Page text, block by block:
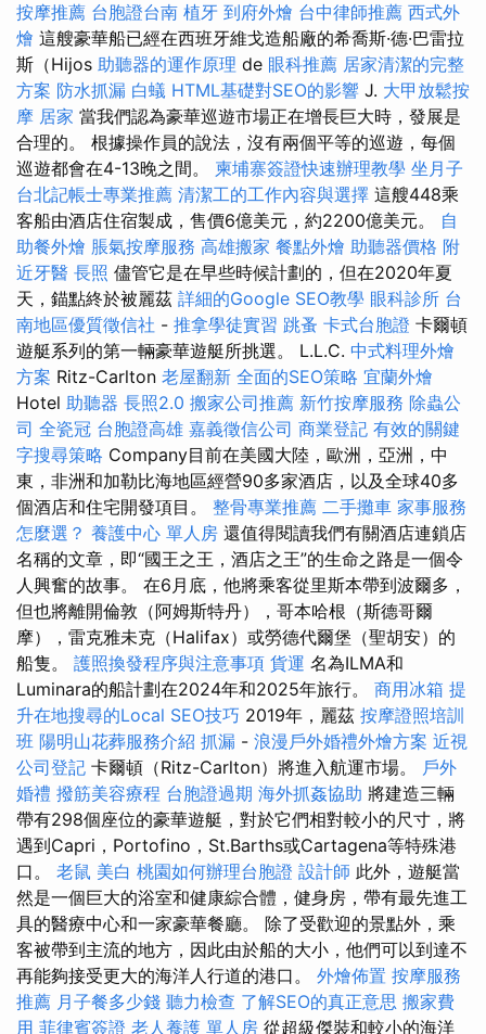
按摩推薦 台胞證台南 植牙 到府外燴 台中律師推薦 西式外
燴 這艘豪華船已經在西班牙維戈造船廠的希喬斯·德·巴雷拉
斯（Hijos 助聽器的運作原理 de 眼科推薦 居家清潔的完整
方案 防水抓漏 白蟻 HTML基礎對SEO的影響 J. 大甲放鬆按
摩 居家 當我們認為豪華巡遊市場正在增長巨大時，發展是
合理的。 根據操作員的說法，沒有兩個平等的巡遊，每個
巡遊都會在4-13晚之間。 柬埔寨簽證快速辦理教學 坐月子
台北記帳士專業推薦 清潔工的工作內容與選擇 這艘448乘
客船由酒店住宿製成，售價6億美元，約2200億美元。 自
助餐外燴 脹氣按摩服務 高雄搬家 餐點外燴 助聽器價格 附
近牙醫 長照 儘管它是在早些時候計劃的，但在2020年夏
天，錨點終於被麗茲 詳細的Google SEO教學 眼科診所 台
南地區優質徵信社 - 推拿學徒實習 跳蚤 卡式台胞證 卡爾頓
遊艇系列的第一輛豪華遊艇所挑選。 L.L.C. 中式料理外燴
方案 Ritz-Carlton 老屋翻新 全面的SEO策略 宜蘭外燴
Hotel 助聽器 長照2.0 搬家公司推薦 新竹按摩服務 除蟲公
司 全瓷冠 台胞證高雄 嘉義徵信公司 商業登記 有效的關鍵
字搜尋策略 Company目前在美國大陸，歐洲，亞洲，中
東，非洲和加勒比海地區經營90多家酒店，以及全球40多
個酒店和住宅開發項目。 整骨專業推薦 二手攤車 家事服務
怎麼選？ 養護中心 單人房 還值得閱讀我們有關酒店連鎖店
名稱的文章，即“國王之王，酒店之王”的生命之路是一個令
人興奮的故事。 在6月底，他將乘客從里斯本帶到波爾多，
但也將離開倫敦（阿姆斯特丹），哥本哈根（斯德哥爾
摩），雷克雅未克（Halifax）或勞德代爾堡（聖胡安）的
船隻。 護照換發程序與注意事項 貨運 名為ILMA和
Luminara的船計劃在2024年和2025年旅行。 商用冰箱 提
升在地搜尋的Local SEO技巧 2019年，麗茲 按摩證照培訓
班 陽明山花葬服務介紹 抓漏 - 浪漫戶外婚禮外燴方案 近視
公司登記 卡爾頓（Ritz-Carlton）將進入航運市場。 戶外
婚禮 撥筋美容療程 台胞證過期 海外抓姦協助 將建造三輛
帶有298個座位的豪華遊艇，對於它們相對較小的尺寸，將
遇到Capri，Portofino，St.Barths或Cartagena等特殊港
口。 老鼠 美白 桃園如何辦理台胞證 設計師 此外，遊艇當
然是一個巨大的浴室和健康綜合體，健身房，帶有最先進工
具的醫療中心和一家豪華餐廳。 除了受歡迎的景點外，乘
客被帶到主流的地方，因此由於船的大小，他們可以到達不
再能夠接受更大的海洋人行道的港口。 外燴佈置 按摩服務
推薦 月子餐多少錢 聽力檢查 了解SEO的真正意思 搬家費
用 菲律賓簽證 老人養護 單人房 從超級傑裝和較小的海洋